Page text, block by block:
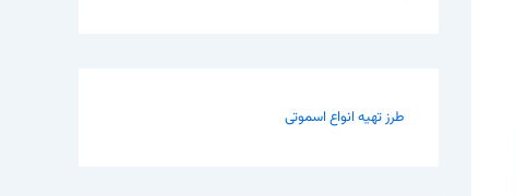
طرز تهیه انواع اسموتی